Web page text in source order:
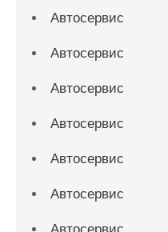
Автосервис
Автосервис
Автосервис
Автосервис
Автосервис
Автосервис